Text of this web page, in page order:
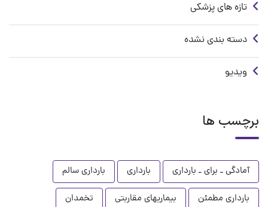
تازه های پزشکی
دسته بندی نشده
ویدیو
برچسب ها
آمادگی ـ برای ـ بارداری بارداری
بارداری سالم
بارداری مطمئن
بیماریهای مقاربتی
تخمدان